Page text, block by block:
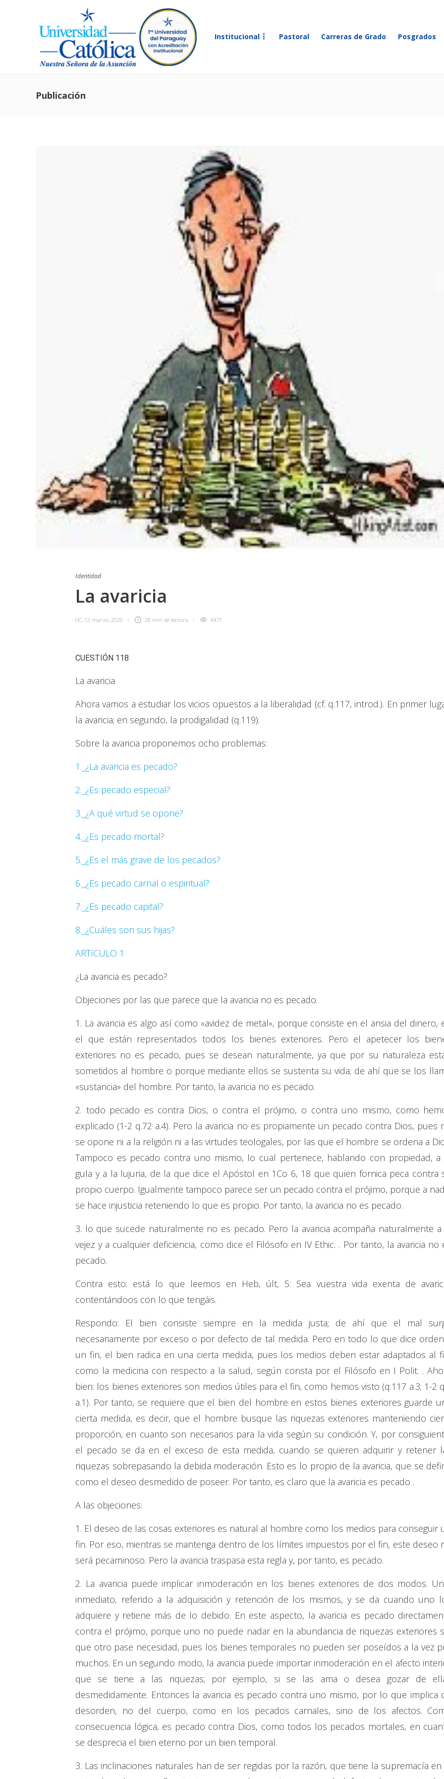
Institucional Pastoral Carreras de Grado Posgrados
Publicación
Identidad
La avaricia
UC, 12 marzo, 2020 28 min de lectura 4471
CUESTIÓN 118
La avaricia
Ahora vamos a estudiar los vicios opuestos a la liberalidad (cf. q.117, introd.). En primer
la avaricia; en segundo, la prodigalidad (q.119).
Sobre la avaricia proponemos ocho problemas:
1._¿La avaricia es pecado?
2._¿Es pecado especial?
3._¿A qué virtud se opone?
4._¿Es pecado mortal?
5._¿Es el más grave de los pecados?
6._¿Es pecado carnal o espiritual?
7._¿Es pecado capital?
8._¿Cuáles son sus hijas?
ARTíCULO 1
¿La avaricia es pecado?
Objeciones por las que parece que la avaricia no es pecado.
1. La avaricia es algo así como «avidez de metal», porque consiste en el ansia del dinero,
el que están representados todos los bienes exteriores. Pero el apetecer los
exteriores no es pecado, pues se desean naturalmente, ya que por su naturaleza
sometidos al hombre o porque mediante ellos se sustenta su vida; de ahí que se los
«sustancia» del hombre. Por tanto, la avaricia no es pecado.
2. todo pecado es contra Dios, o contra el prójimo, o contra uno mismo, como
explicado (1-2 q.72 a.4). Pero la avaricia no es propiamente un pecado contra Dios, pues
se opone ni a la religión ni a las virtudes teologales, por las que el hombre se ordena a
Tampoco es pecado contra uno mismo, lo cual pertenece, hablando con propiedad, a
gula y a la lujuria, de la que dice el Apóstol en 1Co 6, 18 que quien fornica peca contra
propio cuerpo. Igualmente tampoco parece ser un pecado contra el prójimo, porque a
se hace injusticia reteniendo lo que es propio. Por tanto, la avaricia no es pecado.
3. lo que sucede naturalmente no es pecado. Pero la avaricia acompaña naturalmente a
vejez y a cualquier deficiencia, como dice el Filósofo en IV Ethic. . Por tanto, la avaricia no
pecado.
Contra esto: está lo que leemos en Heb, últ, 5: Sea vuestra vida exenta de
contentándoos con lo que tengáis.
Respondo: El bien consiste siempre en la medida justa; de ahí que el mal
necesariamente por exceso o por defecto de tal medida. Pero en todo lo que dice
un fin, el bien radica en una cierta medida, pues los medios deben estar adaptados al
como la medicina con respecto a la salud, según consta por el Filósofo en I Polit. .
bien: los bienes exteriores son medios útiles para el fin, como hemos visto (q.117 a.3; 1-2
a.1). Por tanto, se requiere que el bien del hombre en estos bienes exteriores guarde
cierta medida, es decir, que el hombre busque las riquezas exteriores manteniendo
proporción, en cuanto son necesarios para la vida según su condición. Y, por
el pecado se da en el exceso de esta medida, cuando se quieren adquirir y retener
riquezas sobrepasando la debida moderación. Esto es lo propio de la avaricia, que se
como el deseo desmedido de poseer. Por tanto, es claro que la avaricia es pecado .
A las objeciones:
1. El deseo de las cosas exteriores es natural al hombre como los medios para conseguir
fin. Por eso, mientras se mantenga dentro de los límites impuestos por el fin, este deseo
será pecaminoso. Pero la avaricia traspasa esta regla y, por tanto, es pecado.
2. La avaricia puede implicar inmoderación en los bienes exteriores de dos modos.
inmediato, referido a la adquisición y retención de los mismos, y se da cuando uno
adquiere y retiene más de lo debido. En este aspecto, la avaricia es pecado
contra el prójimo, porque uno no puede nadar en la abundancia de riquezas exteriores
que otro pase necesidad, pues los bienes temporales no pueden ser poseídos a la vez
muchos. En un segundo modo, la avaricia puede importar inmoderación en el afecto
que se tiene a las riquezas; por ejemplo, si se las ama o desea gozar de
desmedidamente. Entonces la avaricia es pecado contra uno mismo, por lo que implica
desorden, no del cuerpo, como en los pecados carnales, sino de los afectos.
consecuencia lógica, es pecado contra Dios, como todos los pecados mortales, en
se desprecia el bien eterno por un bien temporal.
3. Las inclinaciones naturales han de ser regidas por la razón, que tiene la supremacía en